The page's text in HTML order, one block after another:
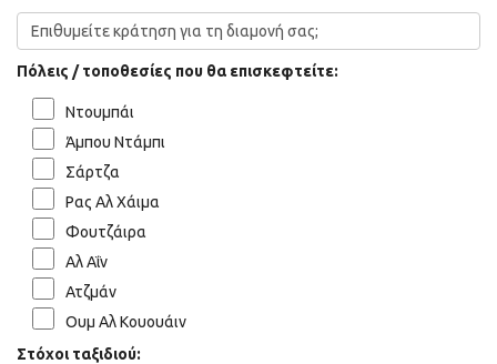
Πόλεις / τοποθεσίες που θα επισκεφτείτε:
Ντουμπάι
Άμπου Ντάμπι
Σάρτζα
Ρας Αλ Χάιμα
Φουτζάιρα
Αλ Αΐν
Ατζμάν
Ουμ Αλ Κουουάιν
Στόχοι ταξιδιού: